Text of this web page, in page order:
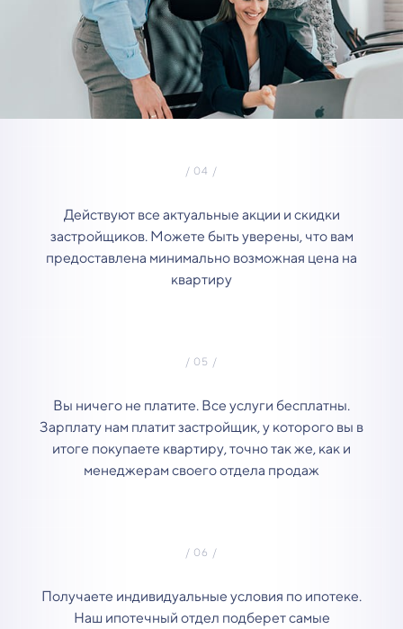
Действуют все актуальные акции и скидки
застройщиков. Можете быть уверены, что вам
предоставлена минимально возможная цена на
квартиру
Вы ничего не платите. Все услуги бесплатны.
Зарплату нам платит застройщик, у которого вы в
итоге покупаете квартиру, точно так же, как и
менеджерам своего отдела продаж
Получаете индивидуальные условия по ипотеке.
Наш ипотечный отдел подберет самые